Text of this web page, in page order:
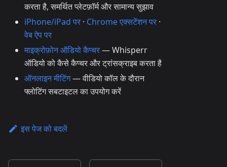
करता है, समर्थित प्लेटफ़ॉर्म और सामान्य सुझाव
iPhone/iPad पर · Chrome एक्सटेंशन पर ·
वेब ऐप पर
माइक्रोफ़ोन ऑडियो कैप्चर— Whisperr
ऑडियो को कैसे कैप्चर और ट्रांसक्राइब करता है
ऑनलाइन मीटिंग— वीडियो कॉल के दौरान
फ्लोटिंग सबटाइटल का उपयोग करें
इस पेज को बदलें